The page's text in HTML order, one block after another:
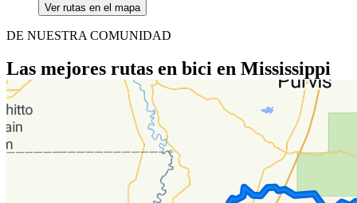
Ver rutas en el mapa
DE NUESTRA COMUNIDAD
Las mejores rutas en bici en Mississippi